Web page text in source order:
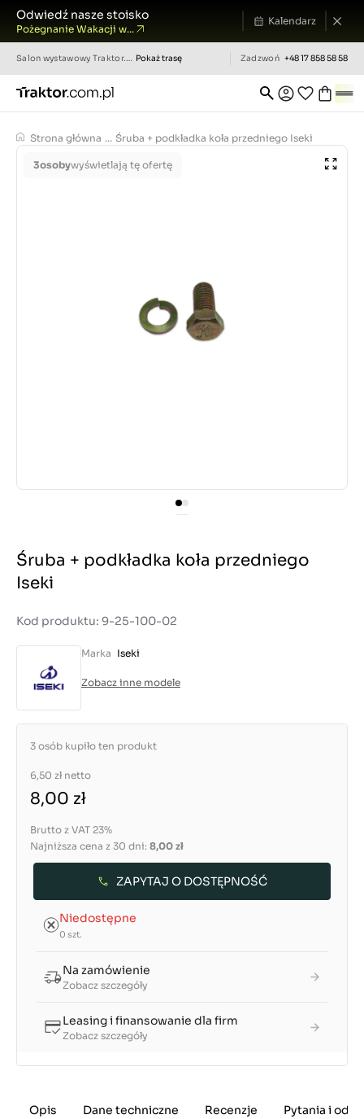
Odwiedź nasze stoisko
Pożegnanie Wakacji w...
Kalendarz
Salon wystawowy Traktor.com.pl Pokaż trasę Zadzwoń +48 17 858 58 58
Strona główna ... Śruba + podkładka koła przedniego Iseki
3osobywyświetlają tę ofertę
Śruba + podkładka koła przedniego
Iseki
Kod produktu: 9-25-100-02
Marka Iseki
Zobacz inne modele
3 osób kupiło ten produkt
6,50 zł netto
8,00 zł
Brutto z VAT 23%
Najniższa cena z 30 dni: 8,00 zł
ZAPYTAJ O DOSTĘPNOŚĆ
Niedostępne
0 szt.
Na zamówienie
Zobacz szczegóły
Leasing i finansowanie dla firm
Zobacz szczegóły
Opis Dane techniczne Recenzje Pytania i